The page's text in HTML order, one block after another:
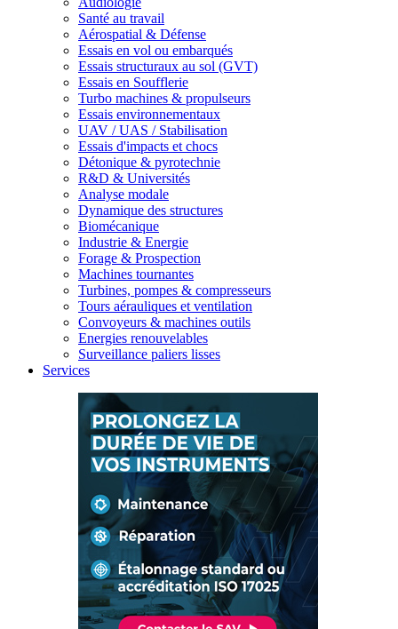
Santé au travail
Aérospatial & Défense
Essais en vol ou embarqués
Essais structuraux au sol (GVT)
Essais en Soufflerie
Turbo machines & propulseurs
Essais environnementaux
UAV / UAS / Stabilisation
Essais d'impacts et chocs
Détonique & pyrotechnie
R&D & Universités
Analyse modale
Dynamique des structures
Biomécanique
Industrie & Energie
Forage & Prospection
Machines tournantes
Turbines, pompes & compresseurs
Tours aérauliques et ventilation
Convoyeurs & machines outils
Energies renouvelables
Surveillance paliers lisses
Services